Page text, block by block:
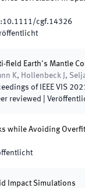
10.1111/cgf.14326
field Earth's Mantle
K, Hollenbeck J,
of IEEE VIS
reviewed
while Avoiding
Impact Simulations